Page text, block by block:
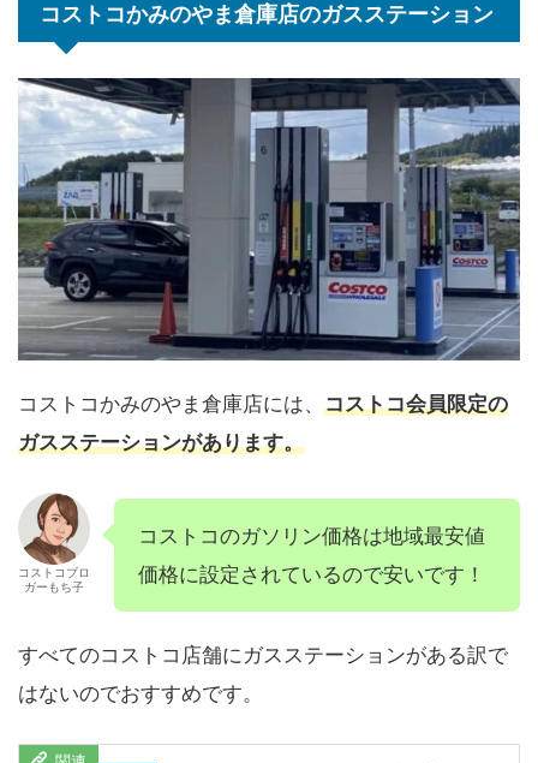
コストコかみのやま倉庫店のガスステーション
コストコかみのやま倉庫店には、 コストコ会員限定の
ガスステーションがあります。
コストコブロ
ガーもち子
コストコのガソリン価格は地域最安値
価格に設定されているので安いです！
すべてのコストコ店舗にガスステーションがある訳で
はないのでおすすめです。